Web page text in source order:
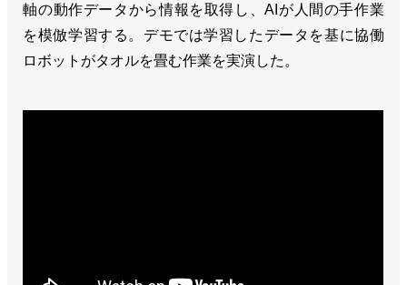
軸の動作データから情報を取得し、AIが人間の手作業
を模倣学習する。デモでは学習したデータを基に協働
ロボットがタオルを畳む作業を実演した。